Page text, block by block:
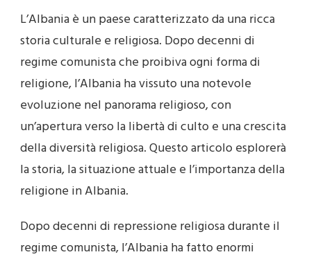
L’Albania è un paese caratterizzato da una ricca
storia culturale e religiosa. Dopo decenni di
regime comunista che proibiva ogni forma di
religione, l’Albania ha vissuto una notevole
evoluzione nel panorama religioso, con
un’apertura verso la libertà di culto e una crescita
della diversità religiosa. Questo articolo esplorerà
la storia, la situazione attuale e l’importanza della
religione in Albania.
Dopo decenni di repressione religiosa durante il
regime comunista, l’Albania ha fatto enormi